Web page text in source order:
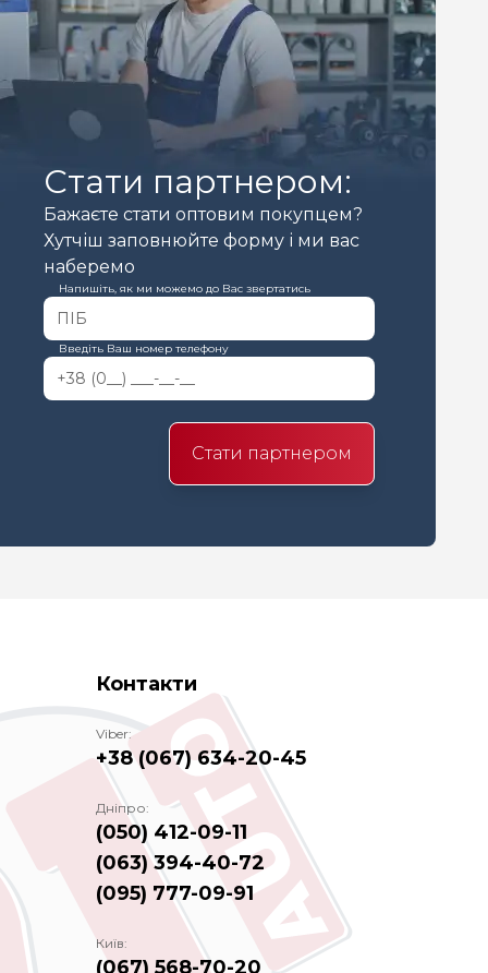
Стати партнером:
Бажаєте стати оптовим покупцем?
Хутчіш заповнюйте форму і ми вас
наберемо
Напишіть, як ми можемо до Вас звертатись
Введіть Ваш номер телефону
Стати партнером
Контакти
Viber:
+38 (067) 634-20-45
Дніпро:
(050) 412-09-11
(063) 394-40-72
(095) 777-09-91
Київ:
(067) 568-70-20